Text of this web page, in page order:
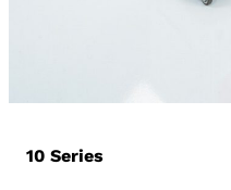
10 Series